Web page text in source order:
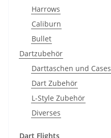
Harrows
Caliburn
Bullet
Dartzubehör
Darttaschen und Cases
Dart Zubehör
L-Style Zubehör
Diverses
Dart Flights